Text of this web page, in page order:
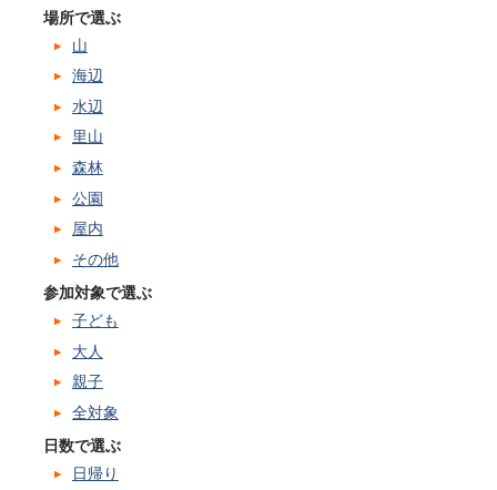
場所で選ぶ
山
海辺
水辺
里山
森林
公園
屋内
その他
参加対象で選ぶ
子ども
大人
親子
全対象
日数で選ぶ
日帰り